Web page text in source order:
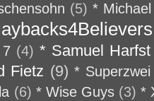
(5) *
(4) * Samuel Harfst
Fietz (9) * Superzwei
(6) * Wise Guys (3) *